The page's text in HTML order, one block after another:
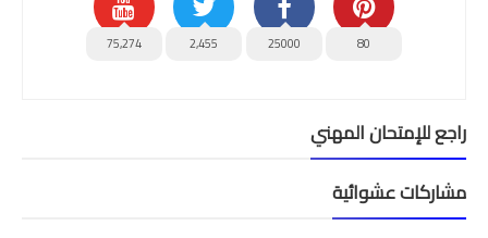
80
25000
2,455
75,274
راجع للإمتحان المهني
مشاركات عشوائية